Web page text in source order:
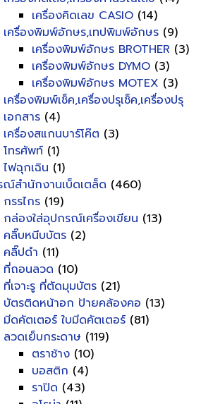
เครื่องคิดเลข CASIO (14)
เครื่องพิมพ์อักษร,เทปพิมพ์อักษร (9)
เครื่องพิมพ์อักษร BROTHER (3)
เครื่องพิมพ์อักษร DYMO (3)
เครื่องพิมพ์อักษร MOTEX (3)
เครื่องพิมพ์เช็ค,เครื่องปรุเช็ค,เครื่องปรุ
เอกสาร (4)
เครื่องสแกนบาร์โค๊ต (3)
โทรศัพท์ (1)
ไฟฉุกเฉิน (1)
สำนักงานเบ็ดเตล็ด (460)
กรรไกร (19)
กล่องใส่อุปกรณ์เครื่องเขียน (13)
คลิ๊บหนีบบัตร (2)
คลิ๊ปดำ (11)
ที่ถอนลวด (10)
ที่เจาะรู ที่ตัดมุมบัตร (21)
บัตรติดหน้าอก ป้ายคล้องคอ (13)
มีดคัตเตอร์ ใบมีดคัตเตอร์ (81)
ลวดเย็บกระดาษ (119)
ตราช้าง (10)
บอสติก (4)
ราปิด (43)